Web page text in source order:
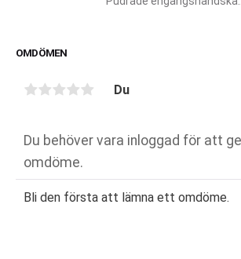
OMDÖMEN
Du
Bli den första att lämna ett omdöme.